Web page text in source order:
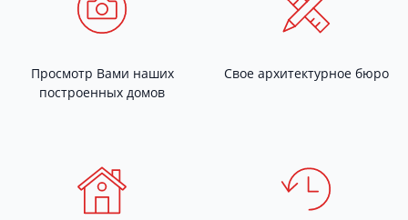
Просмотр Вами наших
построенных домов
Свое архитектурное бюро